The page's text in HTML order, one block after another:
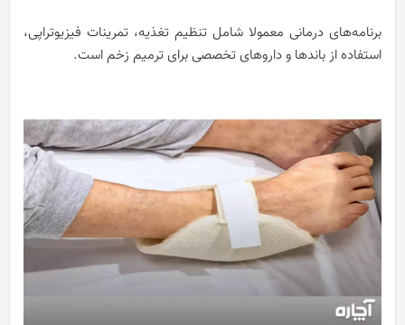
برنامه‌های درمانی معمولا شامل تنظیم تغذیه، تمرینات فیزیوتراپی،
استفاده از باندها و داروهای تخصصی برای ترمیم زخم است.